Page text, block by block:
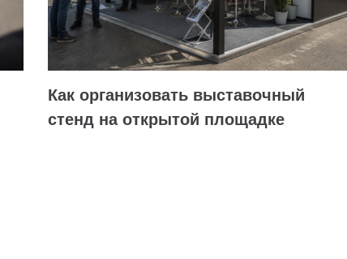
Как организовать выставочный
стенд на открытой площадке